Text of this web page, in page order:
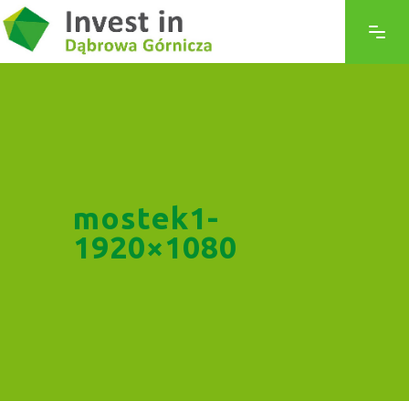
mostek1-
1920×1080